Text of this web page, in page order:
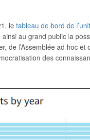
letableau de bord de
au grand public la
de l’Assemblée ad hoc
des